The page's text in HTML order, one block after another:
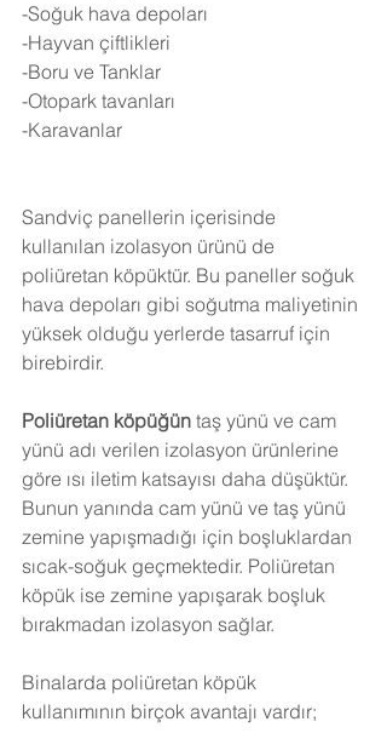
-Soğuk hava depoları
-Hayvan çiftlikleri
-Boru ve Tanklar
-Otopark tavanları
-Karavanlar
Sandviç panellerin içerisinde
kullanılan izolasyon ürünü de
poliüretan köpüktür. Bu paneller soğuk
hava depoları gibi soğutma maliyetinin
yüksek olduğu yerlerde tasarruf için
birebirdir.
Poliüretan köpüğün taş yünü ve cam
yünü adı verilen izolasyon ürünlerine
göre ısı iletim katsayısı daha düşüktür.
Bunun yanında cam yünü ve taş yünü
zemine yapışmadığı için boşluklardan
sıcak-soğuk geçmektedir. Poliüretan
köpük ise zemine yapışarak boşluk
bırakmadan izolasyon sağlar.
Binalarda poliüretan köpük
kullanımının birçok avantajı vardır;